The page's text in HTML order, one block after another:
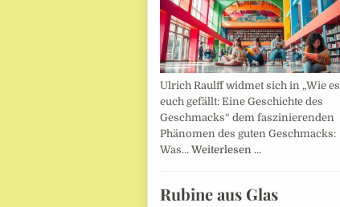
Ulrich Raulff widmet sich in „Wie es
euch gefällt: Eine Geschichte des
Geschmacks“ dem faszinierenden
Phänomen des guten Geschmacks:
Was… Weiterlesen …
Rubine aus Glas